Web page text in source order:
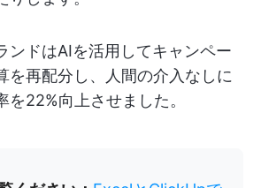
ンドはAIを活用してキャンペー
を再配分し、人間の介入なしに
を22%向上させました。